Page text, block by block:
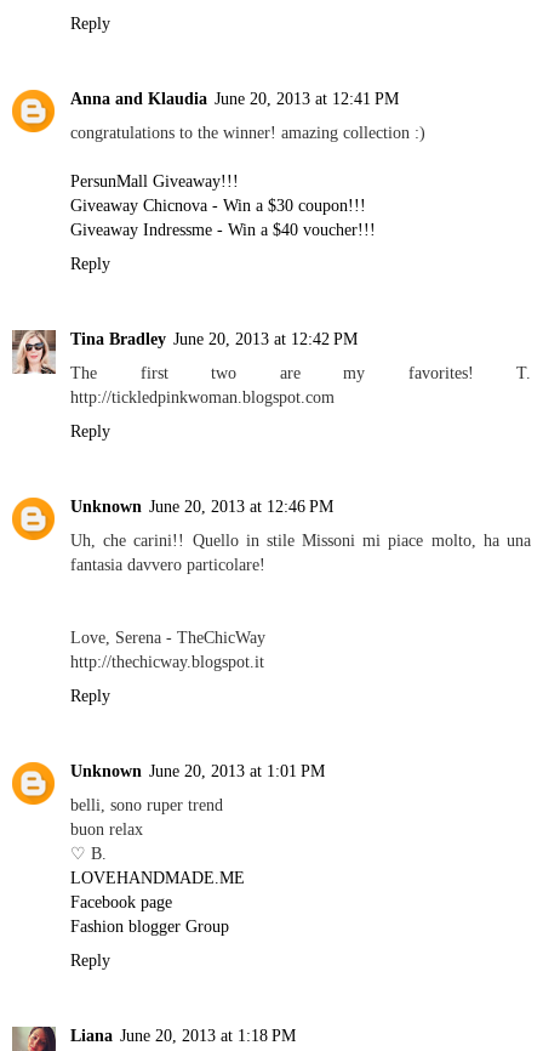
Reply
Anna and Klaudia June 20, 2013 at 12:41 PM
congratulations to the winner! amazing collection :)
PersunMall Giveaway!!!
Giveaway Chicnova - Win a $30 coupon!!!
Giveaway Indressme - Win a $40 voucher!!!
Reply
Tina Bradley June 20, 2013 at 12:42 PM
The first two are my favorites! T.
http://tickledpinkwoman.blogspot.com
Reply
Unknown June 20, 2013 at 12:46 PM
Uh, che carini!! Quello in stile Missoni mi piace molto, ha una
fantasia davvero particolare!
Love, Serena - TheChicWay
http://thechicway.blogspot.it
Reply
Unknown June 20, 2013 at 1:01 PM
belli, sono ruper trend
buon relax
♡ B.
LOVEHANDMADE.ME
Facebook page
Fashion blogger Group
Reply
Liana June 20, 2013 at 1:18 PM